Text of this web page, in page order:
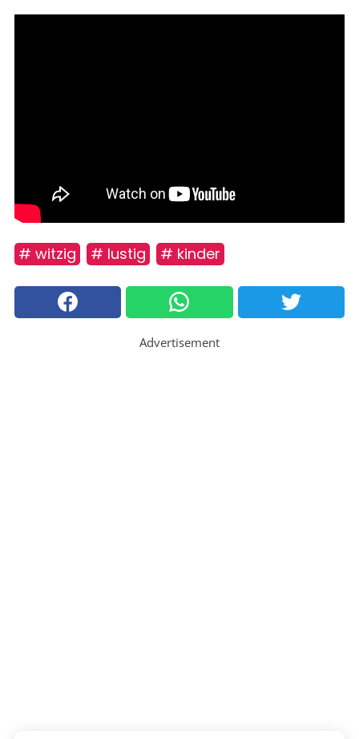
# witzig # lustig # kinder
Advertisement